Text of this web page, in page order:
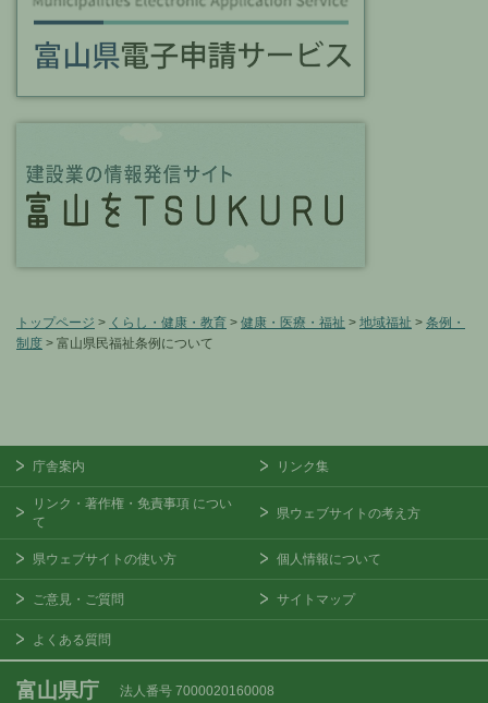
トップページ > くらし・健康・教育 > 健康・医療・福祉 > 地域福祉 > 条例・
制度 > 富山県民福祉条例について
庁舎案内 リンク集
リンク・著作権・免責事項 につい
て
県ウェブサイトの考え方
県ウェブサイトの使い方 個人情報について
ご意見・ご質問 サイトマップ
よくある質問
富山県庁 法人番号 7000020160008